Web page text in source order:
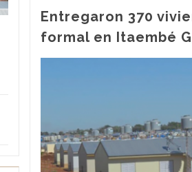
Entregaron 370
formal en Itaembé